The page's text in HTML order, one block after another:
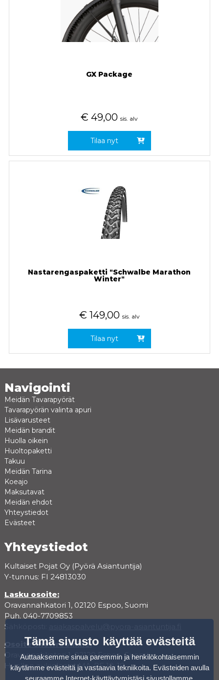
GX Package
€ 49,00 sis. alv
Tilaa nyt
Nastarengaspaketti "Schwalbe Marathon
Winter"
€ 149,00 sis. alv
Tilaa nyt
Navigointi
Meidän Tavarapyörät
Tavarapyörän valinta apuri
Lisävarusteet
Meidän brandit
Huolla oikein
Huoltopaketti
Takuu
Meidän Tarina
Koeajo
Maksutavat
Meidän ehdot
Yhteystiedot
Evästeet
Yhteystiedot
Kultaiset Pojat Oy (Pyörä Asiantuntija)
Y-tunnus: FI 24813030
Lasku osoite:
Oravannahkatori 1, 02120 Espoo, Suomi
Puh. 040-7709853
Sähköposti:
Osoite showroomille:
Oravannahkatori 1, 02120 Espoo, Suomi
Huollon aukioloajat MA-PE 10-18
Tämä sivusto käyttää evästeitä
Auttaaksemme sinua paremmin ja henkilökohtaisemmin
käytämme evästeitä ja vastaavia tekniikoita. Evästeiden avulla
seuraamme Internet-käyttäytymistäsi sivustollamme.